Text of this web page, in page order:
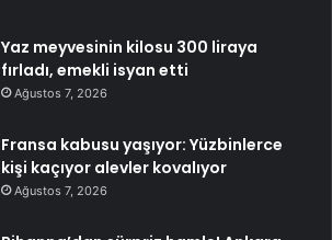
Yaz meyvesinin kilosu 300 liraya
fırladı, emekli isyan etti
Ağustos 7, 2026
Fransa kabusu yaşıyor: Yüzbinlerce
kişi kaçıyor alevler kovalıyor
Ağustos 7, 2026